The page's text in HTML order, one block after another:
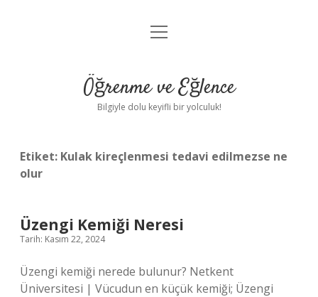
Anasayfa
Yasal Uyarı
menüyü
Öğrenme ve Eğlence
Bilgiyle dolu keyifli bir yolculuk!
Etiket: Kulak kireçlenmesi tedavi edilmezse ne
olur
Üzengi Kemiği Neresi
Tarih: Kasım 22, 2024
Üzengi kemiği nerede bulunur? Netkent
Üniversitesi | Vücudun en küçük kemiği; Üzengi